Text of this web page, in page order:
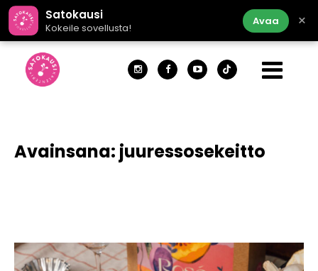
Satokausi
Kokeile sovellusta!
Avaa ×
Avainsana: juuressosekeitto